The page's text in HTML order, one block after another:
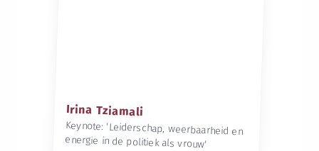
Irina Tziamali
Keynote: 'Leiderschap, weerbaarheid en
energie in de politiek als vrouw'